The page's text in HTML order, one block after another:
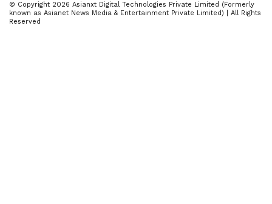
© Copyright 2026 Asianxt Digital Technologies Private Limited (Formerly
known as Asianet News Media & Entertainment Private Limited) | All Rights
Reserved